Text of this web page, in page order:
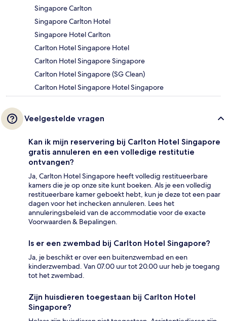
Singapore Carlton
Singapore Carlton Hotel
Singapore Hotel Carlton
Carlton Hotel Singapore Hotel
Carlton Hotel Singapore Singapore
Carlton Hotel Singapore (SG Clean)
Carlton Hotel Singapore Hotel Singapore
Veelgestelde vragen
Kan ik mijn reservering bij Carlton Hotel Singapore
gratis annuleren en een volledige restitutie
ontvangen?
Ja, Carlton Hotel Singapore heeft volledig restitueerbare
kamers die je op onze site kunt boeken. Als je een volledig
restitueerbare kamer geboekt hebt, kun je deze tot een paar
dagen voor het inchecken annuleren. Lees het
annuleringsbeleid van de accommodatie voor de exacte
Voorwaarden & Bepalingen.
Is er een zwembad bij Carlton Hotel Singapore?
Ja, je beschikt er over een buitenzwembad en een
kinderzwembad. Van 07.00 uur tot 20.00 uur heb je toegang
tot het zwembad.
Zijn huisdieren toegestaan bij Carlton Hotel
Singapore?